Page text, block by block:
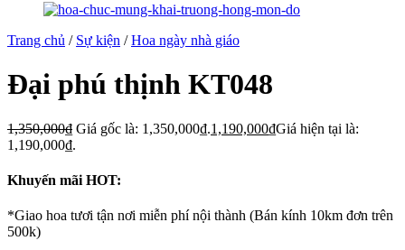
Trang chủ / Sự kiện / Hoa ngày nhà giáo
Đại phú thịnh KT048
1,350,000₫ Giá gốc là: 1,350,000₫.1,190,000₫Giá hiện tại là:
1,190,000₫.
Khuyến mãi HOT:
*Giao hoa tươi tận nơi miễn phí nội thành (Bán kính 10km đơn trên
500k)